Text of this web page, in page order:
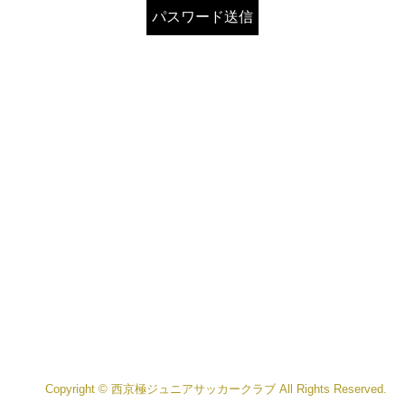
Copyright © 西京極ジュニアサッカークラブ All Rights Reserved.